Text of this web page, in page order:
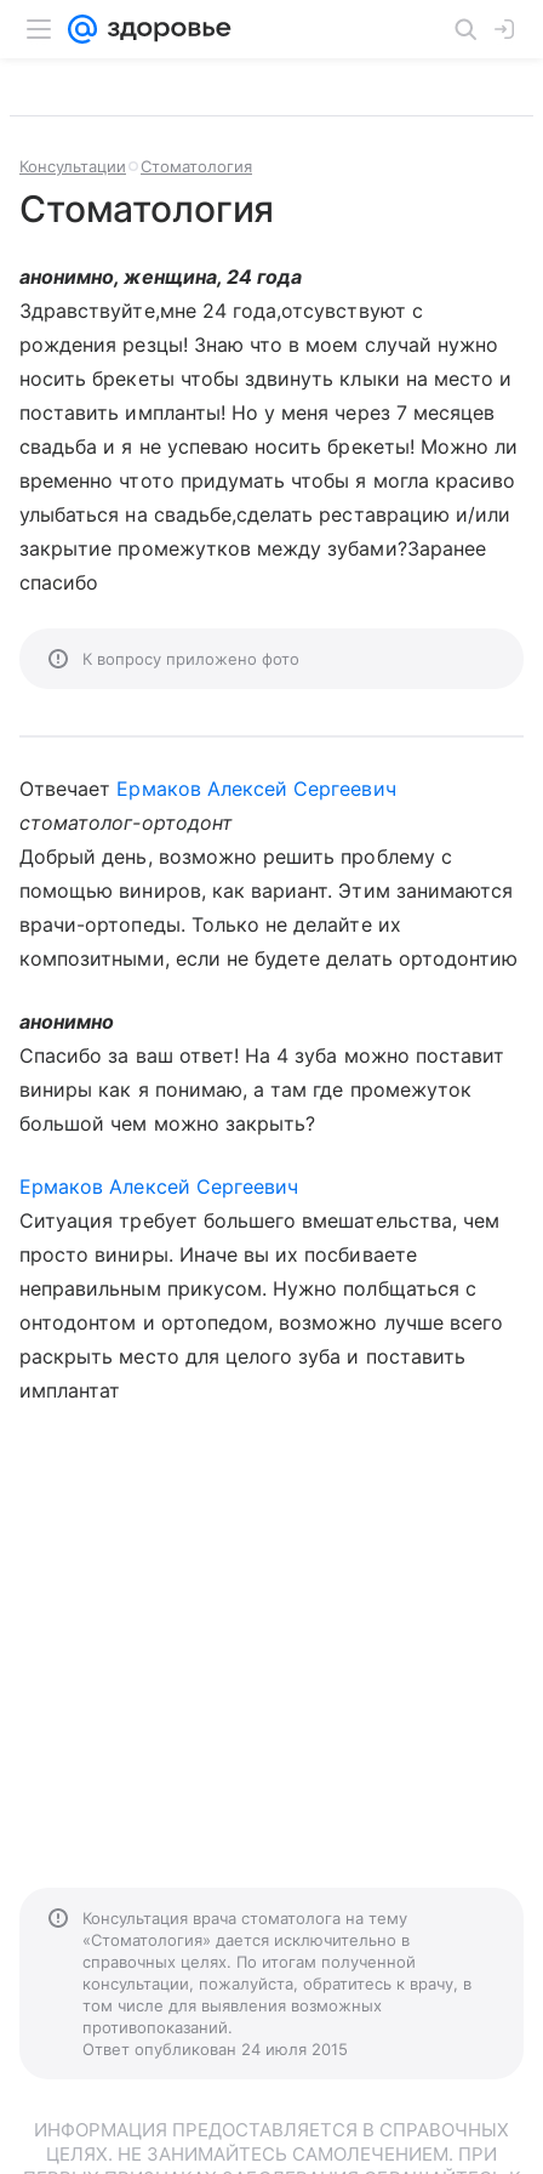
Консультации Стоматология
Стоматология
анонимно, женщина, 24 года
Здравствуйте,мне 24 года,отсувствуют с
рождения резцы! Знаю что в моем случай нужно
носить брекеты чтобы здвинуть клыки на место и
поставить импланты! Но у меня через 7 месяцев
свадьба и я не успеваю носить брекеты! Можно ли
временно чтото придумать чтобы я могла красиво
улыбаться на свадьбе,сделать реставрацию и/или
закрытие промежутков между зубами?Заранее
спасибо
К вопросу приложено фото
Отвечает Ермаков Алексей Сергеевич
стоматолог-ортодонт
Добрый день, возможно решить проблему с
помощью виниров, как вариант. Этим занимаются
врачи-ортопеды. Только не делайте их
композитными, если не будете делать ортодонтию
анонимно
Спасибо за ваш ответ! На 4 зуба можно поставит
виниры как я понимаю, а там где промежуток
большой чем можно закрыть?
Ермаков Алексей Сергеевич
Ситуация требует большего вмешательства, чем
просто виниры. Иначе вы их посбиваете
неправильным прикусом. Нужно полбщаться с
онтодонтом и ортопедом, возможно лучше всего
раскрыть место для целого зуба и поставить
имплантат
Консультация врача стоматолога на тему
«Стоматология» дается исключительно в
справочных целях. По итогам полученной
консультации, пожалуйста, обратитесь к врачу, в
том числе для выявления возможных
противопоказаний.
Ответ опубликован 24 июля 2015
ИНФОРМАЦИЯ ПРЕДОСТАВЛЯЕТСЯ В СПРАВОЧНЫХ
ЦЕЛЯХ. НЕ ЗАНИМАЙТЕСЬ САМОЛЕЧЕНИЕМ. ПРИ